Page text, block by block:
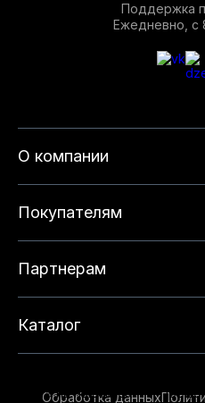
О компании
Покупателям
Партнерам
Каталог
Поддержка
Ежедневно, с
Обработка данных
опыта на нашем сайте.